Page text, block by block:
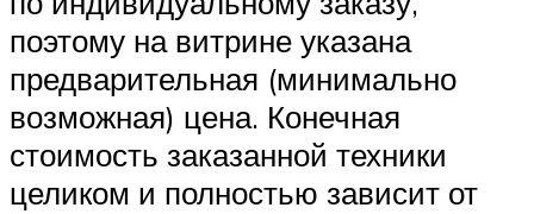
поэтому на витрине указана
предварительная (минимально
возможная) цена. Конечная
стоимость заказанной техники
целиком и полностью зависит от